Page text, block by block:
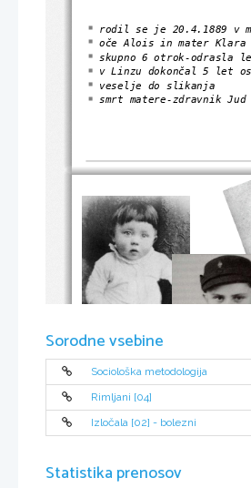
 rodil se je 20.4.1889 v
 oče Alois in mater Klara
 skupno 6 otrok-odrasla
 v Linzu dokončal 5 let
 veselje do slikanja
 smrt matere-zdravnik Jud
Sorodne vsebine
Sociološka metodologija
Rimljani [04]
Izločala [02] - bolezni
Statistika prenosov